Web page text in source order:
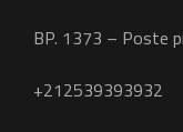
BP. 1373 – Poste
+212539393932